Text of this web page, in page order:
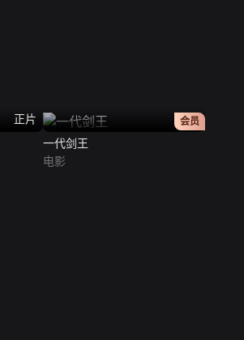
正片 正片
会员
一代剑王
电影